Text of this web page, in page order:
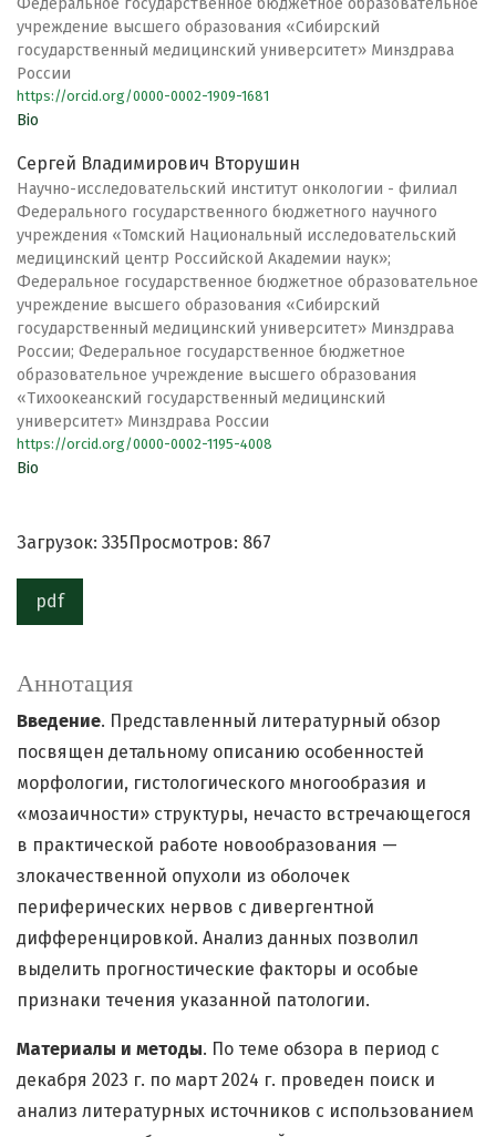
Федеральное государственное бюджетное образовательное
учреждение высшего образования «Сибирский
государственный медицинский университет» Минздрава
России
https://orcid.org/0000-0002-1909-1681
Bio
Сергей Владимирович Вторушин
Научно-исследовательский институт онкологии - филиал
Федерального государственного бюджетного научного
учреждения «Томский Национальный исследовательский
медицинский центр Российской Академии наук»;
Федеральное государственное бюджетное образовательное
учреждение высшего образования «Сибирский
государственный медицинский университет» Минздрава
России; Федеральное государственное бюджетное
образовательное учреждение высшего образования
«Тихоокеанский государственный медицинский
университет» Минздрава России
https://orcid.org/0000-0002-1195-4008
Bio
Загрузок: 335 Просмотров: 867
pdf
Аннотация
Введение. Представленный литературный обзор
посвящен детальному описанию особенностей
морфологии, гистологического многообразия и
«мозаичности» структуры, нечасто встречающегося
в практической работе новообразования —
злокачественной опухоли из оболочек
периферических нервов с дивергентной
дифференцировкой. Анализ данных позволил
выделить прогностические факторы и особые
признаки течения указанной патологии.
Материалы и методы. По теме обзора в период c
декабря 2023 г. по март 2024 г. проведен поиск и
анализ литературных источников с использованием